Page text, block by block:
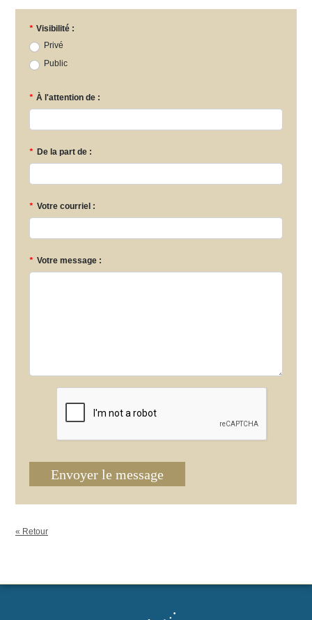
* Visibilité :
Privé
Public
* À l'attention de :
* De la part de :
* Votre courriel :
* Votre message :
Envoyer le message
« Retour